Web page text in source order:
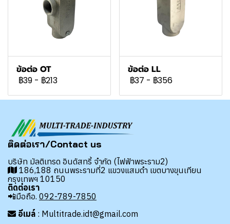
ข้อต่อ OT
฿39 - ฿213
ข้อต่อ LL
฿37 - ฿356
ติดต่อเรา/Contact us
บริษัท มัลติเทรด อินดัสทรี้ จำกัด (ไฟฟ้าพระราม2)
186,188 ถนนพระรามที่2 แขวงแสมดำ เขตบางขุนเทียน
กรุงเทพฯ 10150
ติดต่อเรา
📲มือถือ. 092-789-7850
อีเมล์ : Multitrade.idt@gmail.com